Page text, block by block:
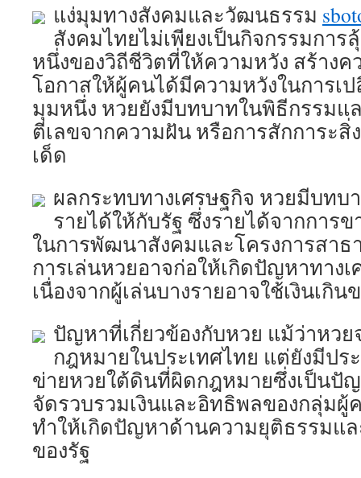
แง่มุมทางสังคมและวัฒนธรรม
สังคมไทยไม่เพียงเป็นกิจกรรมกา
หนึ่งของวิถีชีวิตที่ให้ความหวัง สร้างค
โอกาสให้ผู้คนได้มีความหวังในการเ
มุมหนึ่ง หวยยังมีบทบาทในพิธีกรรมแ
ตีเลขจากความฝัน หรือการสักการะสิ่
เด็ด
ผลกระทบทางเศรษฐกิจ หวยมีบทบ
รายได้ให้กับรัฐ ซึ่งรายได้จากการ
ในการพัฒนาสังคมและโครงการสาธ
การเล่นหวยอาจก่อให้เกิดปัญหาทาง
เนื่องจากผู้เล่นบางรายอาจใช้เงินเกิ
ปัญหาที่เกี่ยวข้องกับหวย แม้ว่าหวย
กฎหมายในประเทศไทย แต่ยังมีปร
ข่ายหวยใต้ดินที่ผิดกฎหมายซึ่งเป็นปั
จัดรวบรวมเงินและอิทธิพลของกลุ่ม
ทำให้เกิดปัญหาด้านความยุติธรรมแ
ของรัฐ